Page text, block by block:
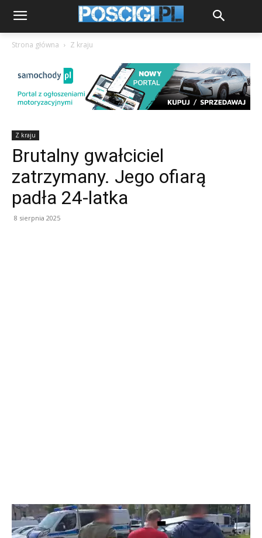
Strona główna Z kraju
Z kraju
Brutalny gwałciciel
zatrzymany. Jego ofiarą
padła 24-latka
8 sierpnia 2025